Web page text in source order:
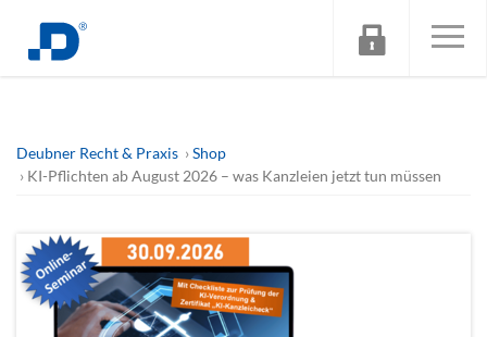
Deubner Recht & Praxis
Shop
KI-Pflichten ab August 2026 – was Kanzleien jetzt tun müssen